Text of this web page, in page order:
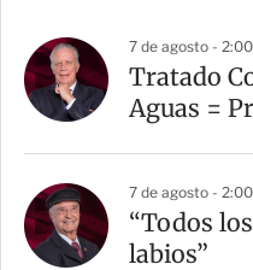
7 de agosto -
Tratado
Aguas =
7 de agosto -
“Todos
labios”